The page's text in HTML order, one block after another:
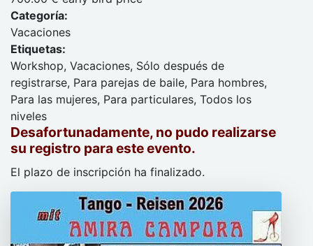
Categoría:
Vacaciones
Etiquetas:
Workshop, Vacaciones, Sólo después de
registrarse, Para parejas de baile, Para hombres,
Para las mujeres, Para particulares, Todos los
niveles
Desafortunadamente, no pudo realizarse
su registro para este evento.
El plazo de inscripción ha finalizado.